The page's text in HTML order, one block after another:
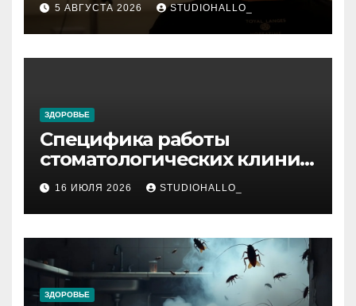
реабилитации и УБОД
5 АВГУСТА 2026 STUDIOHALLO_
ЗДОРОВЬЕ
Специфика работы
стоматологических клиник
в мегаполисе
16 ИЮЛЯ 2026 STUDIOHALLO_
ЗДОРОВЬЕ